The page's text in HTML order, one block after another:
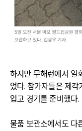
하지만 무해런에서 일
었다. 참가자들은 제
입고 경기를 준비했다.
물품 보관소에서도 다